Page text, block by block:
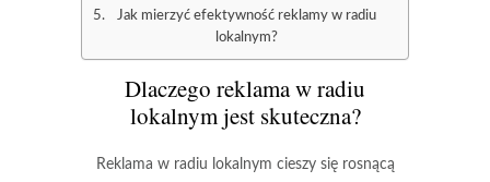
Jak mierzyć efektywność reklamy w radiu
lokalnym?
Dlaczego reklama w radiu
lokalnym jest skuteczna?
Reklama w radiu lokalnym cieszy się rosnącą